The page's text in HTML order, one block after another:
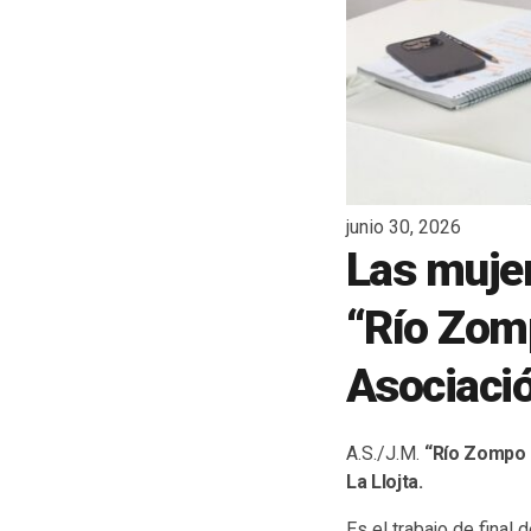
junio 30, 2026
Las
“Río
A.S./J.M. “Río
La Llojta.